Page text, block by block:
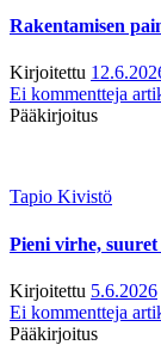
Rakentamisen
Kirjoitettu
Ei kommentteja
Pääkirjoitus
Tapio Kivistö
Pieni virhe,
Kirjoitettu 5.6.2026
Ei kommentteja
Pääkirjoitus